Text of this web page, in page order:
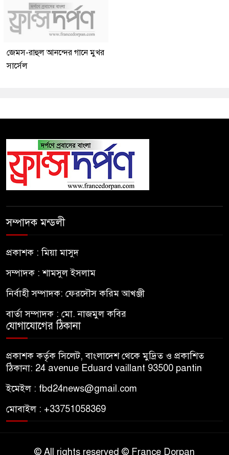
জেমস-রাহুল আনন্দের গানে মুখর
সার্সেল
সম্পাদক মন্ডলী
প্রকাশক : মিয়া মাসুদ
সম্পাদক : শামসুল ইসলাম
নির্বাহী সম্পাদক: ফেরদৌস করিম আখঞ্জী
বার্তা সম্পাদক : মো. নাজমুল কবির
যোগাযোগের ঠিকানা
প্রকাশক কর্তৃক সিলেট, বাংলাদেশ থেকে মুদ্রিত ও প্রকাশিত
ঠিকানা: 24 avenue Eduard vaillant 93500 pantin
ইমেইল : fbd24news@gmail.com
মোবাইল : +33751058369
© All rights reserved © France Dorpan